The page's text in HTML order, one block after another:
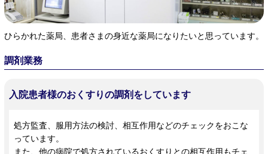
ひらかれた薬局、患者さまの身近な薬局になりたいと思っています。
調剤業務
入院患者様のおくすりの調剤をしています
処方監査、服用方法の検討、相互作用などのチェックをおこな
っています。
また、他の病院で処方されているおくすりとの相互作用もチェ